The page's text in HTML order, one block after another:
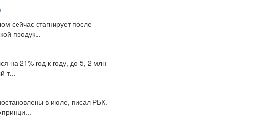
сейчас стагнирует после
продук...
на 21% год к году, до 5, 2 млн
т...
в июле, писал РБК.